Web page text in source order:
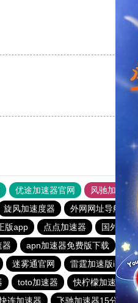
优途加速器官网 风驰加速器
旋风加速度器 外网网址导航
版app 点点加速器 国外加
器 apn加速器免费版下载 老
迷雾通官网 雷霆加速版ins
toto加速器 快柠檬加速器官
连加速器 飞驰加速器15分钟试